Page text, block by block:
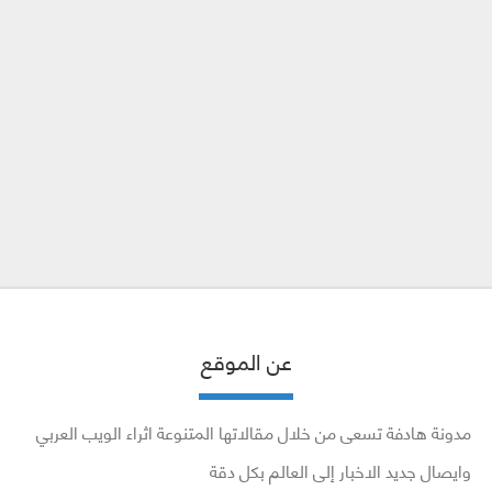
عن الموقع
مدونة هادفة تسعى من خلال مقالاتها المتنوعة اثراء الويب العربي
وايصال جديد الاخبار إلى العالم بكل دقة